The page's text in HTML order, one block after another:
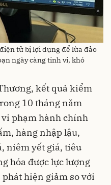
tử bị lợi dụng để lừa đảo
ngày càng tinh vi, khó
kết quả kiểm
10 tháng năm
vi phạm hành chính
hàng nhập lậu,
niêm yết giá, tiêu
hóa được lực lượng
hiện giảm so với